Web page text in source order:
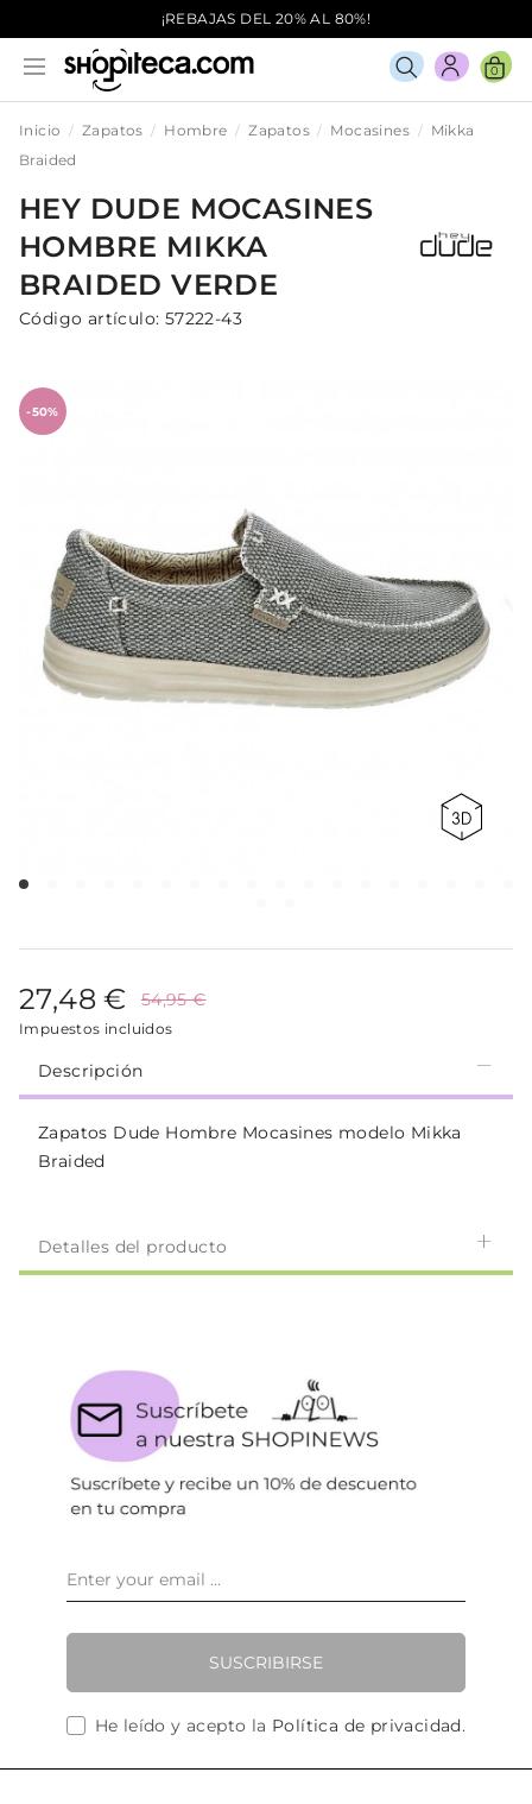
¡REBAJAS DEL 20% AL 80%!
0
Inicio Zapatos Hombre Zapatos Mocasines
Mikka
Braided
HEY DUDE MOCASINES
HOMBRE MIKKA
BRAIDEDVERDE
Código artículo: 57222-43
-50%
27,48 € 54,95 €
Impuestos incluidos
Descripción
Zapatos Dude Hombre Mocasines modelo Mikka
Braided
Detalles del producto
SUSCRIBIRSE
He leído y acepto la Política de privacidad.